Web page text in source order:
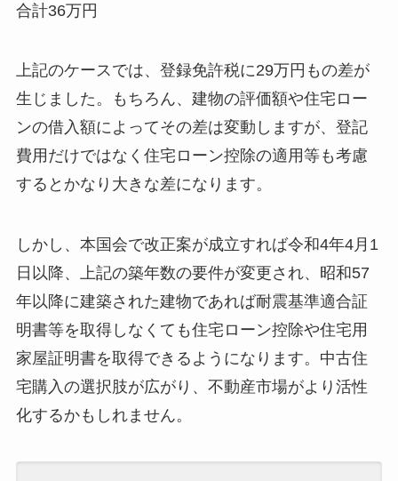
合計36万円
上記のケースでは、登録免許税に29万円もの差が
生じました。もちろん、建物の評価額や住宅ロー
ンの借入額によってその差は変動しますが、登記
費用だけではなく住宅ローン控除の適用等も考慮
するとかなり大きな差になります。
しかし、本国会で改正案が成立すれば令和4年4月1
日以降、上記の築年数の要件が変更され、昭和57
年以降に建築された建物であれば耐震基準適合証
明書等を取得しなくても住宅ローン控除や住宅用
家屋証明書を取得できるようになります。中古住
宅購入の選択肢が広がり、不動産市場がより活性
化するかもしれません。